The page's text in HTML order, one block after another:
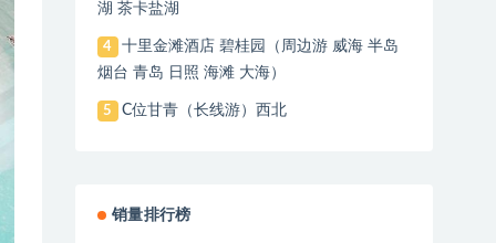
湖 茶卡盐湖
4
十里金滩酒店 碧桂园（周边游 威海 半岛
烟台 青岛 日照 海滩 大海）
5 C位甘青（长线游）西北
销量排行榜